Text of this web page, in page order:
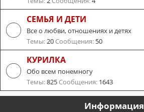
СЕМЬЯ И ДЕТИ
Все о любви, отношениях и детях
Темы:20 Сообщения: 50
КУРИЛКА
Обо всем понемногу
Темы:825 Сообщения: 1643
Информация